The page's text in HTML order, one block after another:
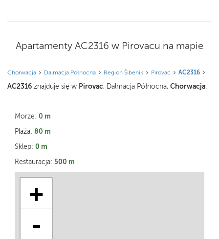
Apartamenty AC2316 w Pirovacu na mapie
Chorwacja Dalmacja Północna Region Šibenik Pirovac AC2316
AC2316 znajduje się w Pirovac, Dalmacja Północna, Chorwacja
Morze: 0 m
Plaża: 80 m
Sklep: 0 m
Restauracja: 500 m
+
-